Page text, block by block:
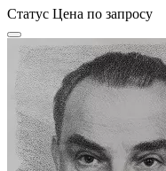
Статус Цена по запросу